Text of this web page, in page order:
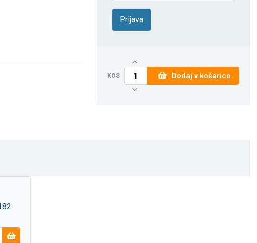
Prijava
KOS Dodaj v košarico